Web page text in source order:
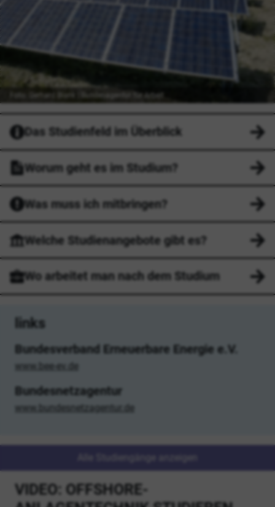
Foto: Gerhard Blank | Bundesagentur für Arbeit
Das Studienfeld im Überblick
Worum geht es im Studium?
Was muss ich mitbringen?
Welche Studienangebote gibt es?
Wo arbeitet man nach dem Studium
links
Bundesverband Erneuerbare Energie e.V.
www.bee-ev.de
Bundesnetzagentur
www.bundesnetzagentur.de
VIDEO: OFFSHORE-